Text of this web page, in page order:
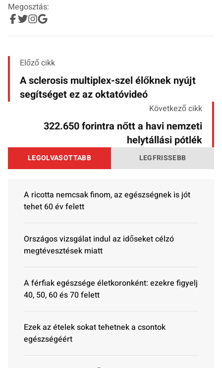
Megosztás:
Előző cikk
A sclerosis multiplex-szel élőknek nyújt
segítséget ez az oktatóvideó
Következő cikk
322.650 forintra nőtt a havi nemzeti
helytállási pótlék
LEGOLVASOTTABB LEGFRISSEBB
A ricotta nemcsak finom, az egészségnek is jót
tehet 60 év felett
Országos vizsgálat indul az időseket célzó
megtévesztések miatt
A férfiak egészsége életkoronként: ezekre figyelj
40, 50, 60 és 70 felett
Ezek az ételek sokat tehetnek a csontok
egészségéért